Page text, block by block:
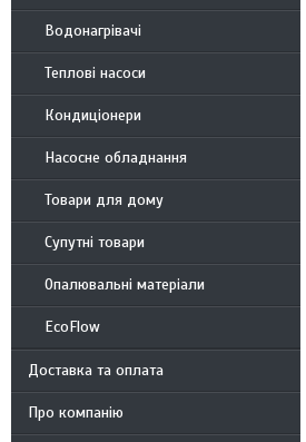
Водонагрівачі
Теплові насоси
Кондиціонери
Насосне обладнання
Товари для дому
Супутні товари
Опалювальні матеріали
EcoFlow
Доставка та оплата
Про компанію